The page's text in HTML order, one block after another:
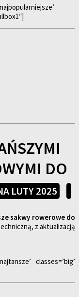
DO
LUTY 2025
sakwy rowerowe do
z aktualizacją
classes=’big’